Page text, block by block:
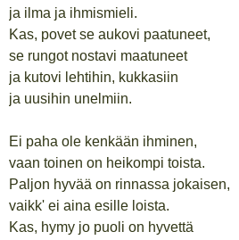
ja ilma ja ihmismieli.
Kas, povet se aukovi paatuneet,
se rungot nostavi maatuneet
ja kutovi lehtihin, kukkasiin
ja uusihin unelmiin.
Ei paha ole kenkään ihminen,
vaan toinen on heikompi toista.
Paljon hyvää on rinnassa jokaisen,
vaikk' ei aina esille loista.
Kas, hymy jo puoli on hyvettä